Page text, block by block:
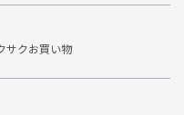
サクお買い物